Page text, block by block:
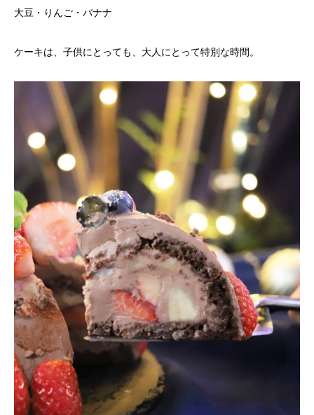
大豆・りんご・バナナ
ケーキは、子供にとっても、大人にとって特別な時間。